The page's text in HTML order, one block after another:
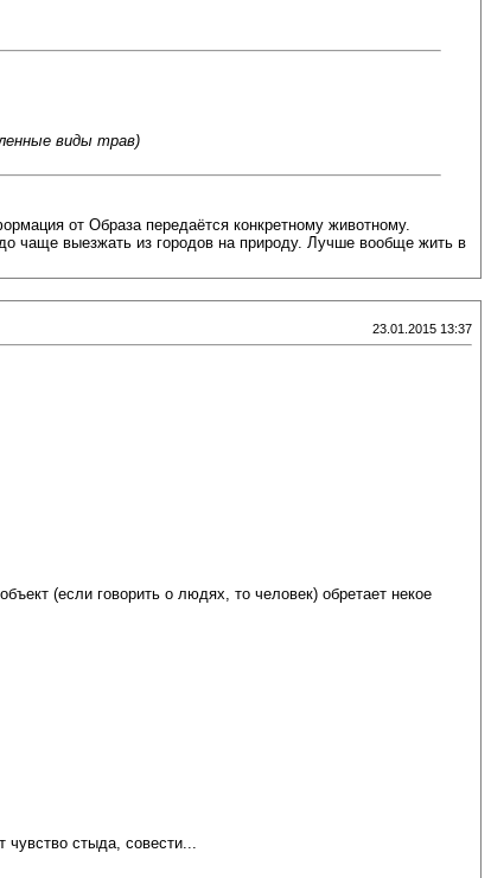
виды трав)
от Образа передаётся конкретному животному.
чаще выезжать из городов на природу. Лучше вообще жить в
23.01.2015 13:37
(если говорить о людях, то человек) обретает некое
чувство стыда, совести...